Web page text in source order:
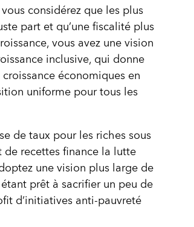
considérez que les plus
part et qu’une fiscalité plus
vous avez une vision
inclusive, qui donne
économiques en
uniforme pour tous les
de taux pour les riches sous
recettes finance la lutte
une vision plus large de
prêt à sacrifier un peu de
d’initiatives anti-­pauvreté